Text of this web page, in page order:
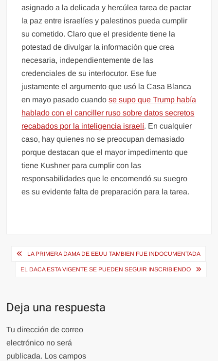
asignado a la delicada y hercúlea tarea de pactar
la paz entre israelíes y palestinos pueda cumplir
su cometido. Claro que el presidente tiene la
potestad de divulgar la información que crea
necesaria, independientemente de las
credenciales de su interlocutor. Ese fue
justamente el argumento que usó la Casa Blanca
en mayo pasado cuandose supo que Trump había
hablado con el canciller ruso sobre datos secretos
recabados por la inteligencia israelí. En cualquier
caso, hay quienes no se preocupan demasiado
porque destacan que el mayor impedimento que
tiene Kushner para cumplir con las
responsabilidades que le encomendó su suegro
es su evidente falta de preparación para la tarea.
Navegación
de
LA PRIMERA DAMA DE EEUU TAMBIEN FUE INDOCUMENTADA
EL DACA ESTA VIGENTE SE PUEDEN SEGUIR INSCRIBIENDO
Deja una respuesta
Tu dirección de correo
electrónico no será
publicada. Los campos